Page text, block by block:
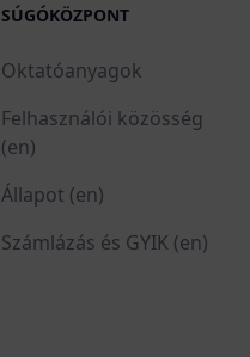
SÚGÓKÖZPONT
Oktatóanyagok
Felhasználói közösség
(en)
Állapot (en)
Számlázás és GYIK (en)